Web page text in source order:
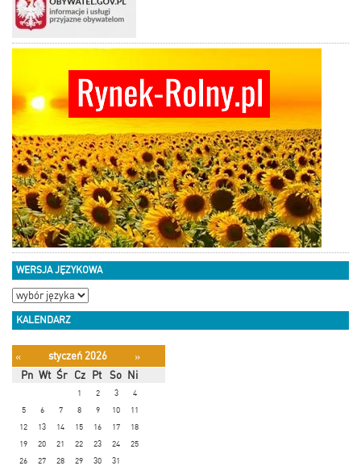
WERSJA JĘZYKOWA
KALENDARZ
« styczeń 2026
»
Pn Wt Śr Cz Pt So Ni
1 2 3
4
5
6 7 8 9 10
11
12
13 14 15 16 17
18
19
20 21 22 23 24
25
26
27 28 29 30 31